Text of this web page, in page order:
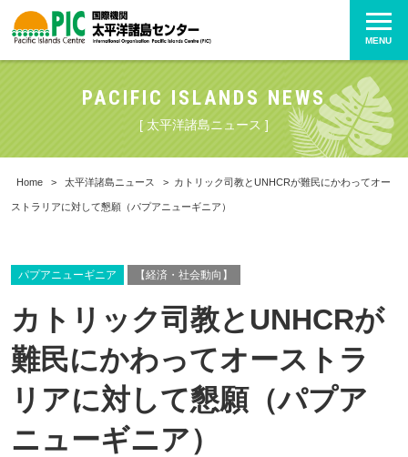
MENU
PACIFIC ISLANDS NEWS
[ 太平洋諸島ニュース ]
Home > 太平洋諸島ニュース > カトリック司教とUNHCRが難民にかわってオー
ストラリアに対して懇願（パプアニューギニア）
パプアニューギニア 【経済・社会動向】
カトリック司教とUNHCRが
難民にかわってオーストラ
リアに対して懇願（パプア
ニューギニア）